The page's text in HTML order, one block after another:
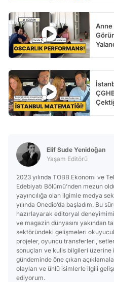
Anne
Elif Sude Yenidoğan
Yaşam Editörü
2023 yılında TOBB Ekonomi ve
Edebiyatı Bölümü’nden mezun
yayıncılığa olan ilgimle medya
yılında Onedio’da başladım. Bu
hazırlayarak editoryal
ve magazin dünyasını yakından
sektöründeki gelişmeleri
projeler, oyuncu transferleri,
sonuçları ve kulis bilgileri
gündeminde öne çıkan
olayları ve ünlü isimlerle ilgili
ediyorum.